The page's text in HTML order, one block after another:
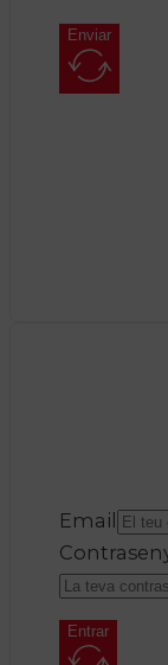
Enviar
Email
Entrar